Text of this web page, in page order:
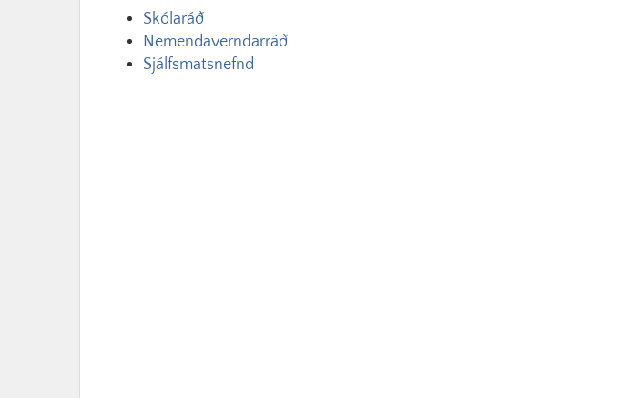
Skólaráð
Nemendaverndarráð
Sjálfsmatsnefnd